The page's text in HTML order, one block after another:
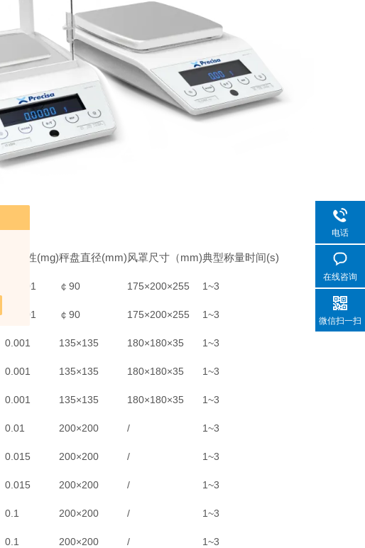
重复性(mg)秤盘直径(mm)风罩尺寸（mm)典型称量时间(s)
0.0001 ￠90 175×200×255 1~3
0.0001 ￠90 175×200×255 1~3
0.001 135×135 180×180×35 1~3
0.001 135×135 180×180×35 1~3
0.001 135×135 180×180×35 1~3
0.01 200×200 / 1~3
0.015 200×200 / 1~3
0.015 200×200 / 1~3
0.1 200×200 / 1~3
0.1 200×200 / 1~3
电话
在线咨询
微信扫一扫